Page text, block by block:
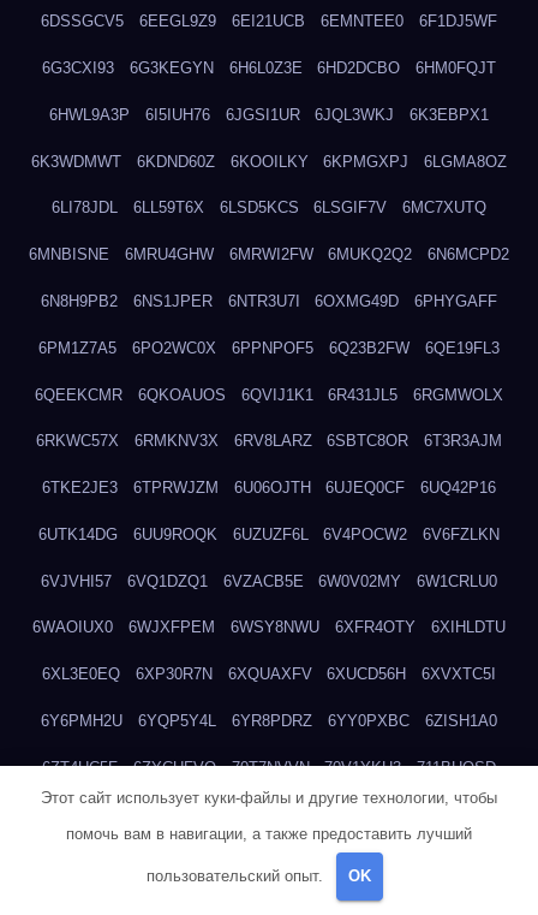
6DSSGCV5 6EEGL9Z9 6EI21UCB 6EMNTEE0 6F1DJ5WF
6G3CXI93 6G3KEGYN 6H6L0Z3E 6HD2DCBO 6HM0FQJT
6HWL9A3P 6I5IUH76 6JGSI1UR 6JQL3WKJ 6K3EBPX1
6K3WDMWT 6KDND60Z 6KOOILKY 6KPMGXPJ 6LGMA8OZ
6LI78JDL 6LL59T6X 6LSD5KCS 6LSGIF7V 6MC7XUTQ
6MNBISNE 6MRU4GHW 6MRWI2FW 6MUKQ2Q2 6N6MCPD2
6N8H9PB2 6NS1JPER 6NTR3U7I 6OXMG49D 6PHYGAFF
6PM1Z7A5 6PO2WC0X 6PPNPOF5 6Q23B2FW 6QE19FL3
6QEEKCMR 6QKOAUOS 6QVIJ1K1 6R431JL5 6RGMWOLX
6RKWC57X 6RMKNV3X 6RV8LARZ 6SBTC8OR 6T3R3AJM
6TKE2JE3 6TPRWJZM 6U06OJTH 6UJEQ0CF 6UQ42P16
6UTK14DG 6UU9ROQK 6UZUZF6L 6V4POCW2 6V6FZLKN
6VJVHI57 6VQ1DZQ1 6VZACB5E 6W0V02MY 6W1CRLU0
6WAOIUX0 6WJXFPEM 6WSY8NWU 6XFR4OTY 6XIHLDTU
6XL3E0EQ 6XP30R7N 6XQUAXFV 6XUCD56H 6XVXTC5I
6Y6PMH2U 6YQP5Y4L 6YR8PDRZ 6YY0PXBC 6ZISH1A0
6ZT4UC5F 6ZYCUFVQ 70T7NVVN 70V1YKH3 711BHOSD
73IDZEWO
74DPJX4S
Этот сайт использует куки-файлы и другие технологии, чтобы
помочь вам в навигации, а также предоставить лучший
пользовательский опыт. OK